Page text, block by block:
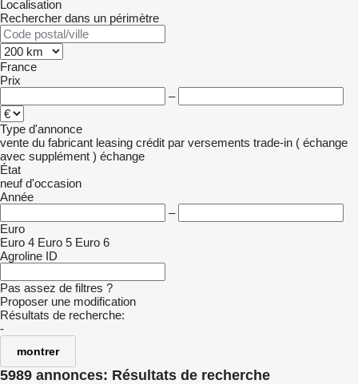
Localisation
Rechercher dans un périmètre
France
Prix
–
Type d'annonce
vente du fabricant leasing crédit par versements trade-in ( échange
avec supplément ) échange
État
neuf d'occasion
Année
–
Euro
Euro 4 Euro 5 Euro 6
Agroline ID
Pas assez de filtres ?
Proposer une modification
Résultats de recherche:
-
montrer
5989 annonces: Résultats de recherche